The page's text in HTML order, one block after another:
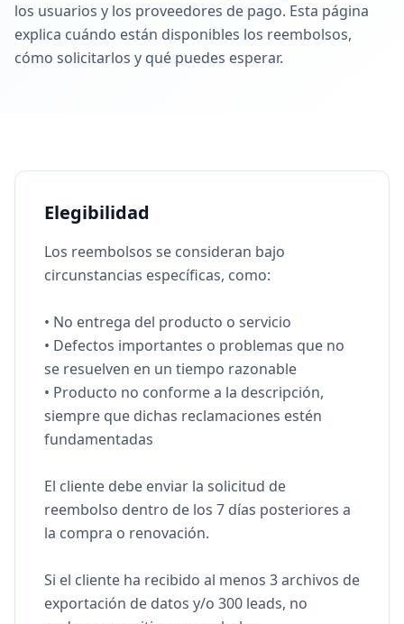
los usuarios y los proveedores de pago. Esta página
explica cuándo están disponibles los reembolsos,
cómo solicitarlos y qué puedes esperar.
Elegibilidad
Los reembolsos se consideran bajo
circunstancias específicas, como:
• No entrega del producto o servicio
• Defectos importantes o problemas que no
se resuelven en un tiempo razonable
• Producto no conforme a la descripción,
siempre que dichas reclamaciones estén
fundamentadas
El cliente debe enviar la solicitud de
reembolso dentro de los 7 días posteriores a
la compra o renovación.
Si el cliente ha recibido al menos 3 archivos de
exportación de datos y/o 300 leads, no